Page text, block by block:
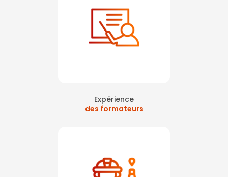
Expérience
des formateurs